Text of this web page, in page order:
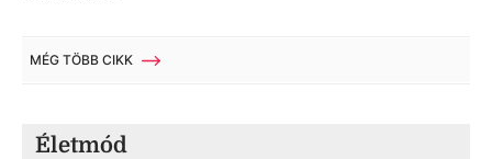
MÉG TÖBB CIKK
Életmód